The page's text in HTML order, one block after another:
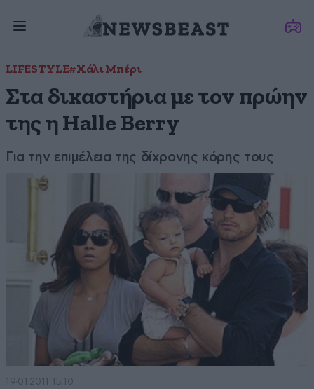
LIFESTYLE#Χάλι Μπέρι
Στα δικαστήρια με τον πρώην
της η Halle Berry
Για την επιμέλεια της δίχρονης κόρης τους
19·01·2011 15:10